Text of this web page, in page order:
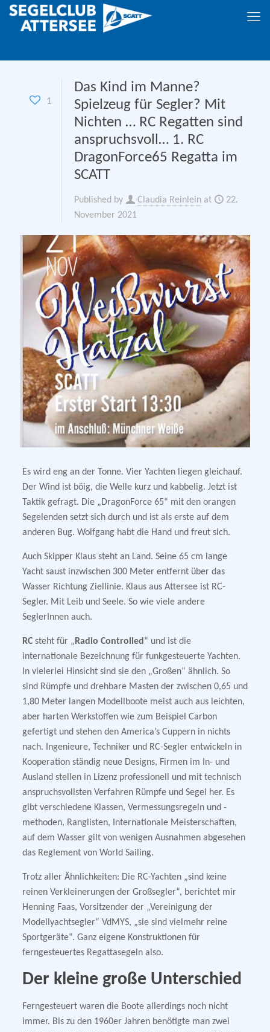
1
Das Kind im Manne?
Spielzeug für Segler? Mit
Nichten … RC Regatten sind
anspruchsvoll… 1. RC
DragonForce65 Regatta im
SCATT
Published by Claudia Reinlein at
22.
November 2021
Es wird eng an der Tonne. Vier Yachten liegen gleichauf.
Der Wind ist böig, die Welle kurz und kabbelig. Jetzt ist
Taktik gefragt. Die „DragonForce 65“ mit den orangen
Segelenden setzt sich durch und ist als erste auf dem
anderen Bug. Wolfgang habt die Hand und freut sich.
Auch Skipper Klaus steht an Land. Seine 65 cm lange
Yacht saust inzwischen 300 Meter entfernt über das
Wasser Richtung Ziellinie. Klaus aus Attersee ist RC-
Segler. Mit Leib und Seele. So wie viele andere
SeglerInnen auch.
RCsteht für „Radio Controlled“ und ist die
internationale Bezeichnung für funkgesteuerte Yachten.
In vielerlei Hinsicht sind sie den „Großen“ ähnlich. So
sind Rümpfe und drehbare Masten der zwischen 0,65 und
1,80 Meter langen Modellboote meist auch aus leichten,
aber harten Werkstoffen wie zum Beispiel Carbon
gefertigt und stehen den America’s Cuppern in nichts
nach. Ingenieure, Techniker und RC-Segler entwickeln in
Kooperation ständig neue Designs, Firmen im In- und
Ausland stellen in Lizenz professionell und mit technisch
anspruchsvollsten Verfahren Rümpfe und Segel her. Es
gibt verschiedene Klassen, Vermessungsregeln und -
methoden, Ranglisten, Internationale Meisterschaften,
auf dem Wasser gilt von wenigen Ausnahmen abgesehen
das Reglement von World Sailing.
Trotz aller Ähnlichkeiten: Die RC-Yachten „sind keine
reinen Verkleinerungen der Großsegler“, berichtet mir
Henning Faas, Vorsitzender der „Vereinigung der
Modellyachtsegler“ VdMYS, „sie sind vielmehr reine
Sportgeräte“. Ganz eigene Konstruktionen für
ferngesteuertes Regattasegeln also.
Der kleine große Unterschied
Ferngesteuert waren die Boote allerdings noch nicht
immer. Bis zu den 1960er Jahren benötigte man zwei